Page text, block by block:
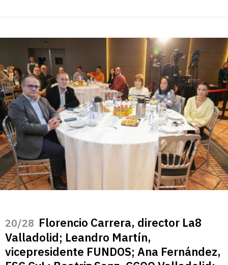
/28 Florencio Carrera, director La8
Valladolid; Leandro Martín,
vicepresidente FUNDOS; Ana Fernández,